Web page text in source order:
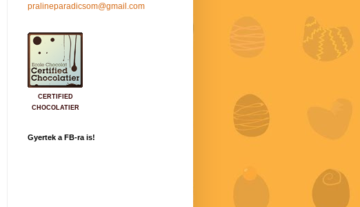
pralineparadicsom@gmail.com
CERTIFIED
CHOCOLATIER
Gyertek a FB-ra is!